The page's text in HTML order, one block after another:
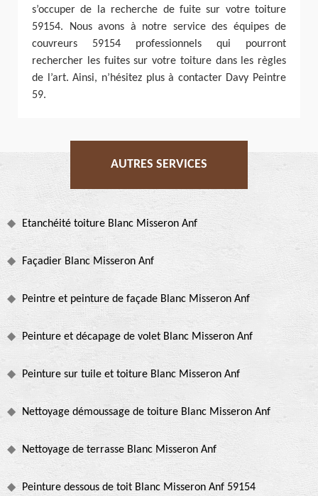
s’occuper de la recherche de fuite sur votre toiture
59154. Nous avons à notre service des équipes de
couvreurs 59154 professionnels qui pourront
rechercher les fuites sur votre toiture dans les règles
de l’art. Ainsi, n’hésitez plus à contacter Davy Peintre
59.
AUTRES SERVICES
Etanchéité toiture Blanc Misseron Anf
Façadier Blanc Misseron Anf
Peintre et peinture de façade Blanc Misseron Anf
Peinture et décapage de volet Blanc Misseron Anf
Peinture sur tuile et toiture Blanc Misseron Anf
Nettoyage démoussage de toiture Blanc Misseron Anf
Nettoyage de terrasse Blanc Misseron Anf
Peinture dessous de toit Blanc Misseron Anf 59154